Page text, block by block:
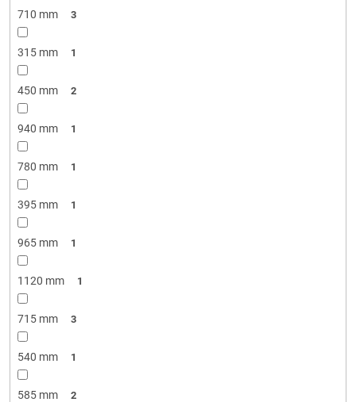
710 mm 3
315 mm 1
450 mm 2
940 mm 1
780 mm 1
395 mm 1
965 mm 1
1120 mm 1
715 mm 3
540 mm 1
585 mm 2